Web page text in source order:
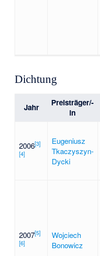
Dichtung
Jahr
Preisträger/-
in
2006[3]
[4]
Eugeniusz
Tkaczyszyn-
Dycki
2007[5]
[6]
Wojciech
Bonowicz